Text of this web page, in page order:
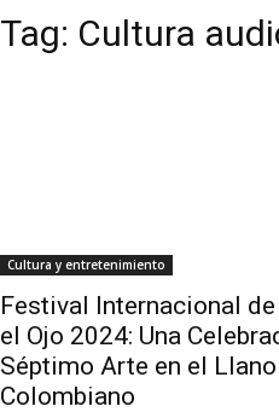
Tag: Cultura
Cultura y entretenimiento
Festival Internacional
el Ojo 2024: Una
Séptimo Arte en el Llano
Colombiano